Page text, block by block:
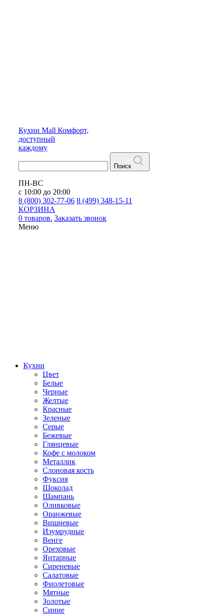
Кухни Mall Комфорт,
доступный
каждому
Поиск
ПН-ВС
с 10:00 до 20:00
8 (800) 302-77-06 8 (499) 348-15-11
КОРЗИНА
0 товаров. Заказать звонок
Меню
Кухни
Цвет
Белые
Черные
Желтые
Красные
Зеленые
Серые
Бежевые
Глянцевые
Кофе с молоком
Металлик
Слоновая кость
Фуксия
Шоколад
Шампань
Оливковые
Оранжевые
Вишневые
Изумрудные
Венге
Ореховые
Янтарные
Сиреневые
Салатовые
Фиолетовые
Мятные
Золотые
Синие